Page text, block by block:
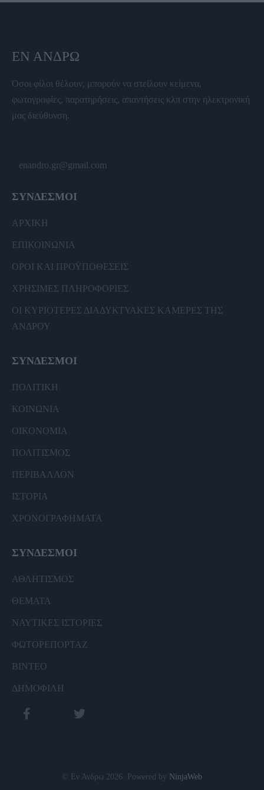
ΕΝ ΆΝΔΡΩ
Όσοι φίλοι θέλουν, μπορούν να στείλουν κείμενα,
φωτογραφίες, παρατηρήσεις, απαντήσεις κλπ στην ηλεκτρονική
μας διεύθυνση.
enandro.gr@gmail.com
ΣΥΝΔΕΣΜΟΙ
ΑΡΧΙΚΗ
ΕΠΙΚΟΙΝΩΝΙΑ
ΟΡΟΙ ΚΑΙ ΠΡΟΫΠΟΘΕΣΕΙΣ
ΧΡΗΣΙΜΕΣ ΠΛΗΡΟΦΟΡΙΕΣ
ΟΙ ΚΥΡΙΟΤΕΡΕΣ ΔΙΑΔΥΚΤΥΑΚΕΣ ΚΑΜΕΡΕΣ ΤΗΣ
ΑΝΔΡΟΥ
ΣΥΝΔΕΣΜΟΙ
ΠΟΛΙΤΙΚΗ
ΚΟΙΝΩΝΙΑ
ΟΙΚΟΝΟΜΙΑ
ΠΟΛΙΤΙΣΜΟΣ
ΠΕΡΙΒΑΛΛΟΝ
ΙΣΤΟΡΙΑ
ΧΡΟΝΟΓΡΑΦΗΜΑΤΑ
ΣΥΝΔΕΣΜΟΙ
ΑΘΛΗΤΙΣΜΟΣ
ΘΕΜΑΤΑ
ΝΑΥΤΙΚΕΣ ΙΣΤΟΡΙΕΣ
ΦΩΤΟΡΕΠΟΡΤΑΖ
ΒΙΝΤΕΟ
ΔΗΜΟΦΙΛΗ
© Εν Άνδρω 2026. Powered by NinjaWeb